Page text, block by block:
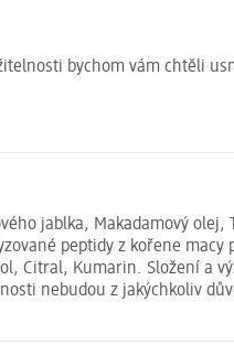
bychom vám chtěli
jablka, Makadamový
peptidy z kořene
Citral, Kumarin. Složení a
nebudou z jakýchkoliv